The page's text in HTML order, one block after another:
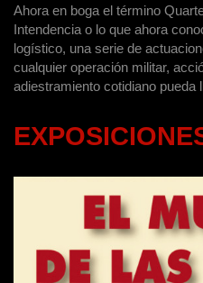
Ahora en boga el término
Intendencia o lo que ahora
logístico, una serie de
cualquier operación militar,
adiestramiento cotidiano pueda